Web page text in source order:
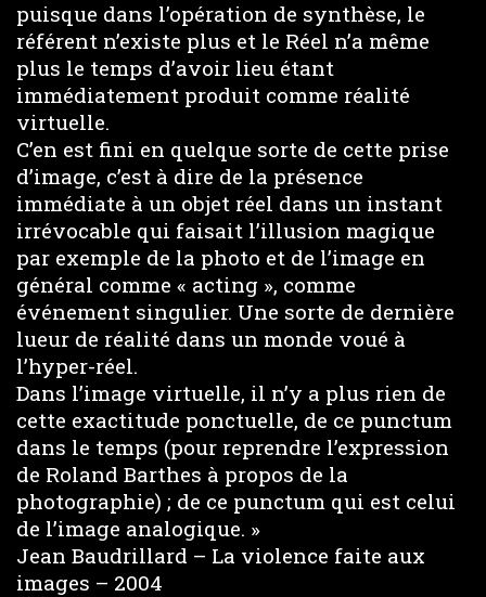
puisque dans l’opération de synthèse, le
référent n’existe plus et le Réel n’a même
plus le temps d’avoir lieu étant
immédiatement produit comme réalité
virtuelle.
C’en est fini en quelque sorte de cette prise
d’image, c’est à dire de la présence
immédiate à un objet réel dans un instant
irrévocable qui faisait l’illusion magique
par exemple de la photo et de l’image en
général comme « acting », comme
événement singulier. Une sorte de dernière
lueur de réalité dans un monde voué à
l’hyper-réel.
Dans l’image virtuelle, il n’y a plus rien de
cette exactitude ponctuelle, de ce punctum
dans le temps (pour reprendre l’expression
de Roland Barthes à propos de la
photographie) ; de ce punctum qui est celui
de l’image analogique. »
Jean Baudrillard – La violence faite aux
images – 2004